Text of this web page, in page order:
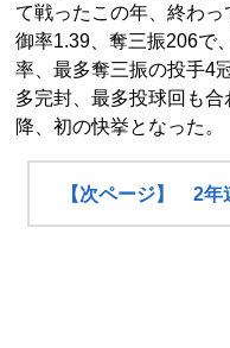
て戦ったこの年、終わ
御率1.39、奪三振206で
率、最多奪三振の投手4
多完封、最多投球回も
降、初の快挙となった。
【次ページ】 2年